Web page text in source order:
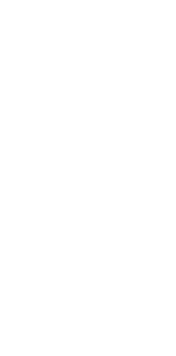
die Sie
und POS-